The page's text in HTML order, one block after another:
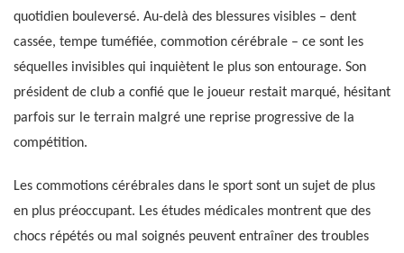
quotidien bouleversé. Au-delà des blessures visibles – dent
cassée, tempe tuméfiée, commotion cérébrale – ce sont les
séquelles invisibles qui inquiètent le plus son entourage. Son
président de club a confié que le joueur restait marqué, hésitant
parfois sur le terrain malgré une reprise progressive de la
compétition.
Les commotions cérébrales dans le sport sont un sujet de plus
en plus préoccupant. Les études médicales montrent que des
chocs répétés ou mal soignés peuvent entraîner des troubles